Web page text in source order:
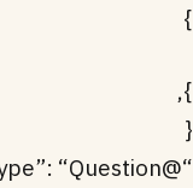
}
},
{
“@type”: “Question”,